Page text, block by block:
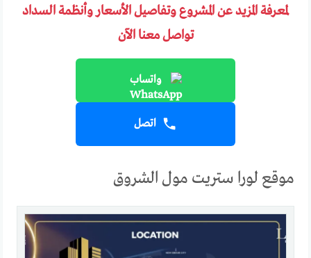
لمعرفة المزيد عن المشروع وتفاصيل الأسعار وأنظمة السداد
تواصل معنا الآن
واتساب
اتصل
موقع لورا ستريت مول الشروق